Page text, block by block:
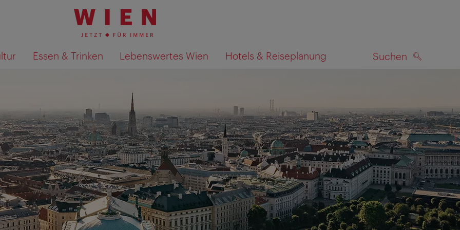
Essen & Trinken Lebenswertes Wien Hotels & Reiseplanung Suchen